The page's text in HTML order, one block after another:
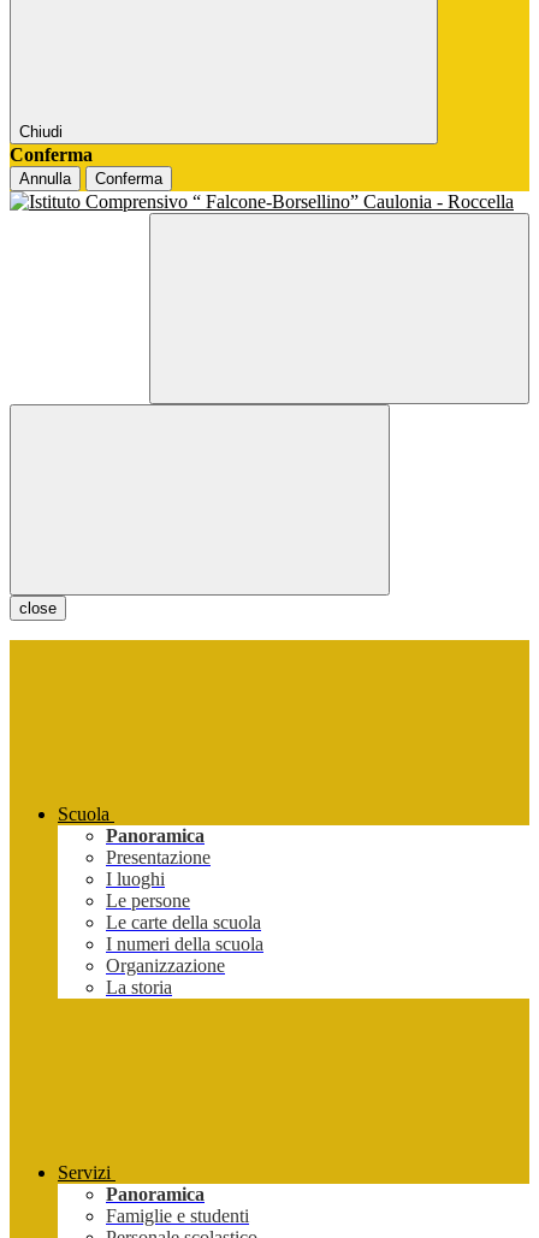
Chiudi
Conferma
Annulla Conferma
close
Scuola
Panoramica
Presentazione
I luoghi
Le persone
Le carte della scuola
I numeri della scuola
Organizzazione
La storia
Servizi
Panoramica
Famiglie e studenti